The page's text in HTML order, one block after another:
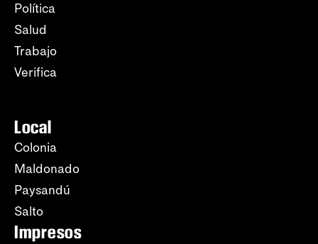
Política
Salud
Trabajo
Verifica
Local
Colonia
Maldonado
Paysandú
Salto
Impresos